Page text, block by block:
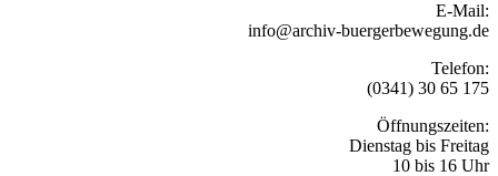
E-Mail:
info@archiv-buergerbewegung.de
Telefon:
(0341) 30 65 175
Öffnungszeiten:
Dienstag bis Freitag
10 bis 16 Uhr